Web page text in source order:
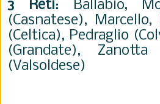
3 Reti: Ballabio,
(Casnatese),
(Celtica), Pedraglio
(Grandate),
(Valsoldese)